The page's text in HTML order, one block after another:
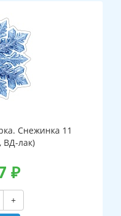
Снежинка 11
ВД-лак)
₽
+